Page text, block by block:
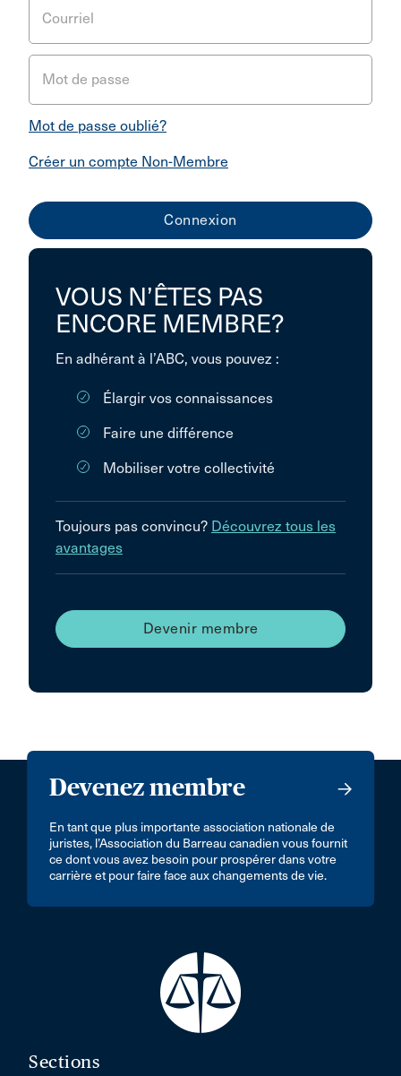
Courriel
Mot de passe
Mot de passe oublié?
Créer un compte Non-Membre
VOUS N’ÊTES PAS
ENCORE MEMBRE?
En adhérant à l’ABC, vous pouvez :
Élargir vos connaissances
Faire une différence
Mobiliser votre collectivité
Toujours pas convincu? Découvrez tous les
avantages
Devenir membre
Devenez membre
En tant que plus importante association nationale de
juristes, l’Association du Barreau canadien vous fournit
ce dont vous avez besoin pour prospérer dans votre
carrière et pour faire face aux changements de vie.
Sections